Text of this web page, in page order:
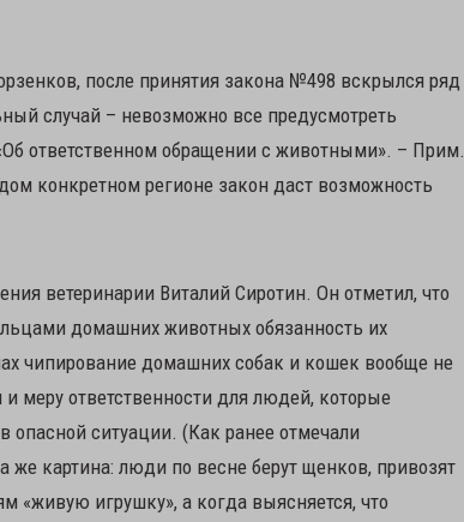
после принятия закона №498 вскрылся ряд
случай – невозможно все предусмотреть
ответственном обращении с животными». – Прим.
конкретном регионе закон даст возможность
ветеринарии Виталий Сиротин. Он отметил, что
домашних животных обязанность их
чипирование домашних собак и кошек вообще не
меру ответственности для людей, которые
ситуации. (Как ранее отмечали
картина: люди по весне берут щенков, привозят
«живую игрушку», а когда выясняется, что